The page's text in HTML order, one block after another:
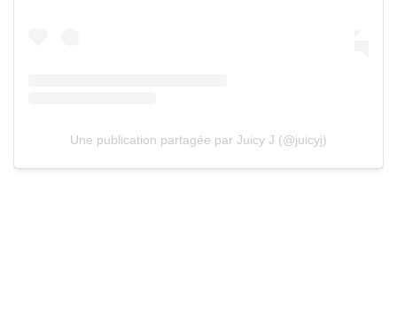
Une publication partagée par Juicy J (@juicyj)